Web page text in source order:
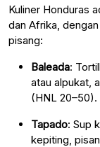
Kuliner Honduras
dan Afrika,
pisang:
Baleada:
atau alpukat,
(HNL 20–50).
Tapado: Sup
kepiting,